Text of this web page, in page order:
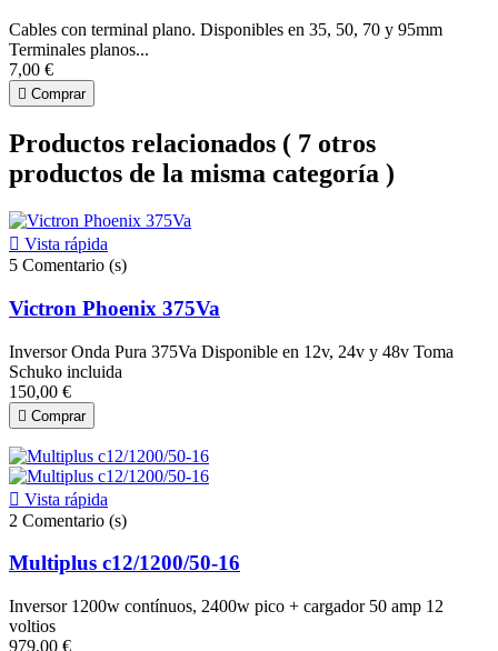
Cables con terminal plano. Disponibles en 35, 50, 70 y 95mm
Terminales planos...
7,00 €
 Comprar
Productos relacionados ( 7 otros
productos de la misma categoría )
 Vista rápida
5 Comentario (s)
Victron Phoenix 375Va
Inversor Onda Pura 375Va Disponible en 12v, 24v y 48v Toma
Schuko incluida
150,00 €
 Comprar
 Vista rápida
2 Comentario (s)
Multiplus c12/1200/50-16
Inversor 1200w contínuos, 2400w pico + cargador 50 amp 12
voltios
979,00 €